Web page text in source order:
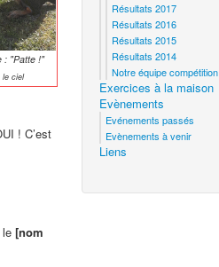
: "Patte !"
le ciel
! C’est
[nom
Résultats 2017
Résultats 2016
Résultats 2015
Résultats 2014
Notre équipe compétition
Exercices à la maison
Evènements
Evénements passés
Evènements à venir
Liens